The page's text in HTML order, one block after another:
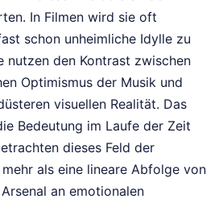
In Filmen wird sie oft
schon unheimliche Idylle zu
nutzen den Kontrast zwischen
Optimismus der Musik und
visuellen Realität. Das
Bedeutung im Laufe der Zeit
dieses Feld der
als eine lineare Abfolge von
an emotionalen